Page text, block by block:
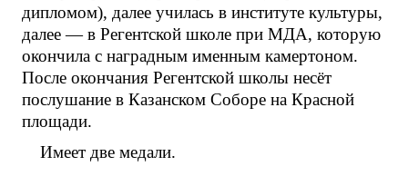
дипломом), далее училась в институте культуры,
далее — в Регентской школе при МДА, которую
окончила с наградным именным камертоном.
После окончания Регентской школы несёт
послушание в Казанском Соборе на Красной
площади.
Имеет две медали.